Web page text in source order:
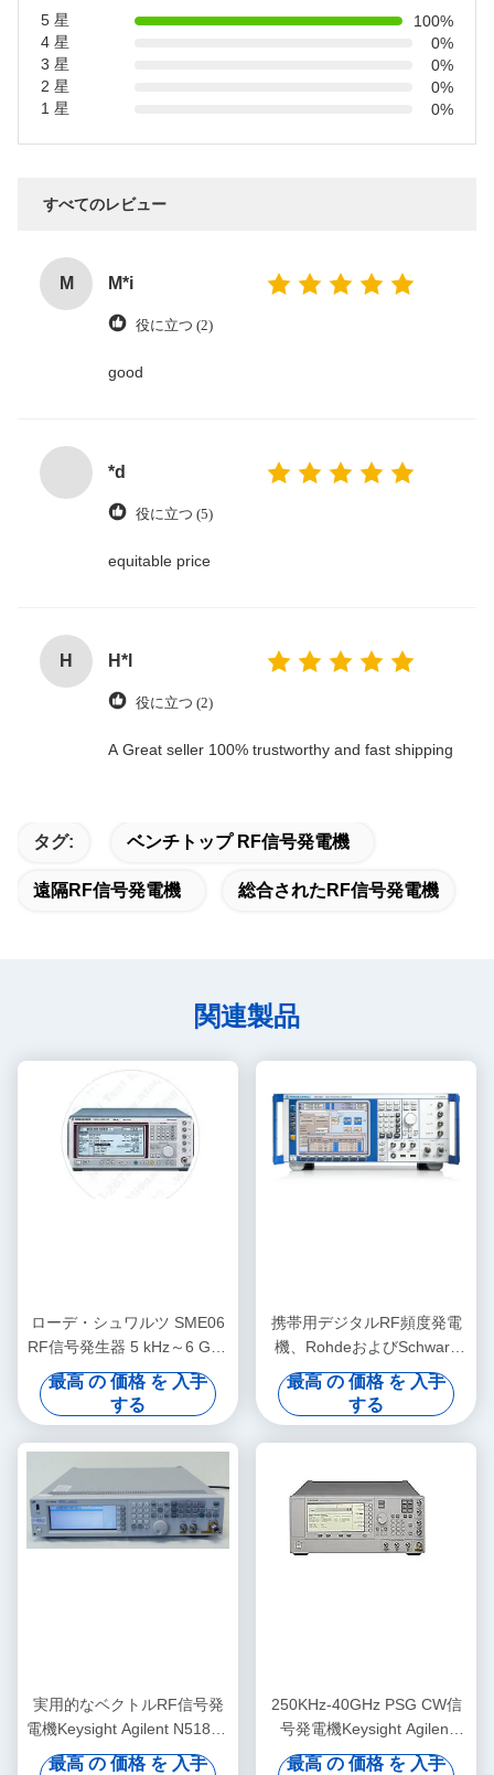
5 星
100%
4 星
0%
3 星
0%
2 星
0%
1 星
0%
すべてのレビュー
M M*i
役に立つ (2)
good
*d
役に立つ (5)
equitable price
H H*l
役に立つ (2)
A Great seller 100% trustworthy and fast shipping
タグ: ベンチトップ RF信号発電機
遠隔RF信号発電機 総合されたRF信号発電機
関連製品
ローデ・シュワルツ SME06
RF信号発生器 5 kHz～6 GHz
ベンチトップ型 デジタル変
調機能付き
最高 の 価格 を 入手
する
携帯用デジタルRF頻度発電
機、RohdeおよびSchwarz
SMU200A
最高 の 価格 を 入手
する
実用的なベクトルRF信号発
電機Keysight Agilent N5182A
MXG
最高 の 価格 を 入手
250KHz-40GHz PSG CW信
号発電機Keysight Agilent
E8247C
最高 の 価格 を 入手